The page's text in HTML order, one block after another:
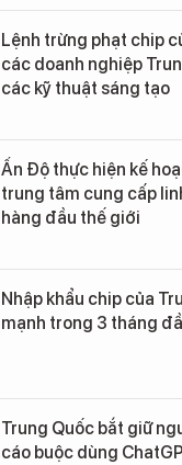
Lệnh trừng phạt chip
các doanh nghiệp
các kỹ thuật sáng tạo
Ấn Độ thực hiện kế
trung tâm cung cấp
hàng đầu thế giới
Nhập khẩu chip của
mạnh trong 3 tháng
Trung Quốc bắt giữ
cáo buộc dùng